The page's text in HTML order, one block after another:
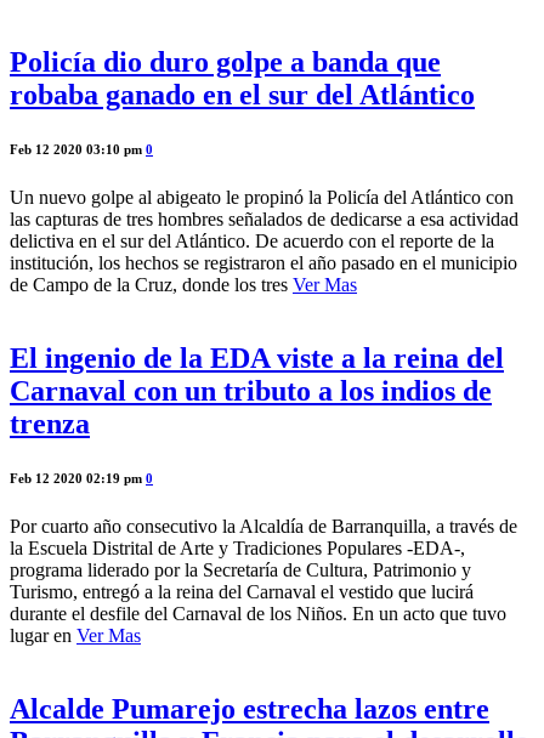
Policía dio duro golpe a banda que
robaba ganado en el sur del Atlántico
Feb 12 2020 03:10 pm 0
Un nuevo golpe al abigeato le propinó la Policía del Atlántico con
las capturas de tres hombres señalados de dedicarse a esa actividad
delictiva en el sur del Atlántico. De acuerdo con el reporte de la
institución, los hechos se registraron el año pasado en el municipio
de Campo de la Cruz, donde los tres Ver Mas
El ingenio de la EDA viste a la reina del
Carnaval con un tributo a los indios de
trenza
Feb 12 2020 02:19 pm 0
Por cuarto año consecutivo la Alcaldía de Barranquilla, a través de
la Escuela Distrital de Arte y Tradiciones Populares -EDA-,
programa liderado por la Secretaría de Cultura, Patrimonio y
Turismo, entregó a la reina del Carnaval el vestido que lucirá
durante el desfile del Carnaval de los Niños. En un acto que tuvo
lugar en Ver Mas
Alcalde Pumarejo estrecha lazos entre